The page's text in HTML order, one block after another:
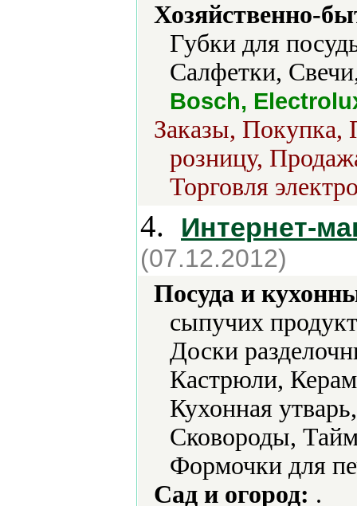
Хозяйственно-
Губки для
Салфетки,
Bosch,
Заказы, Покупка,
розницу,
Торговля
4. Интернет-
(07.12.2012)
Посуда и
сыпучих
Доски
Кастрюли,
Кухонная
Сковороды,
Формочки для
Сад и огород: .